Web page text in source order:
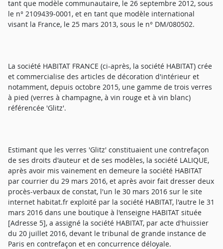
tant que modèle communautaire, le 26 septembre 2012, sous
le n° 2109439-0001, et en tant que modèle international
visant la France, le 25 mars 2013, sous le n° DM/080502.
La société HABITAT FRANCE (ci-après, la société HABITAT) crée
et commercialise des articles de décoration d'intérieur et
notamment, depuis octobre 2015, une gamme de trois verres
à pied (verres à champagne, à vin rouge et à vin blanc)
référencée 'Glitz'.
Estimant que les verres 'Glitz' constituaient une contrefaçon
de ses droits d'auteur et de ses modèles, la société LALIQUE,
après avoir mis vainement en demeure la société HABITAT
par courrier du 29 mars 2016, et après avoir fait dresser deux
procès-verbaux de constat, l'un le 30 mars 2016 sur le site
internet habitat.fr exploité par la société HABITAT, l'autre le 31
mars 2016 dans une boutique à l'enseigne HABITAT située
[Adresse 5], a assigné la société HABITAT, par acte d'huissier
du 20 juillet 2016, devant le tribunal de grande instance de
Paris en contrefaçon et en concurrence déloyale.